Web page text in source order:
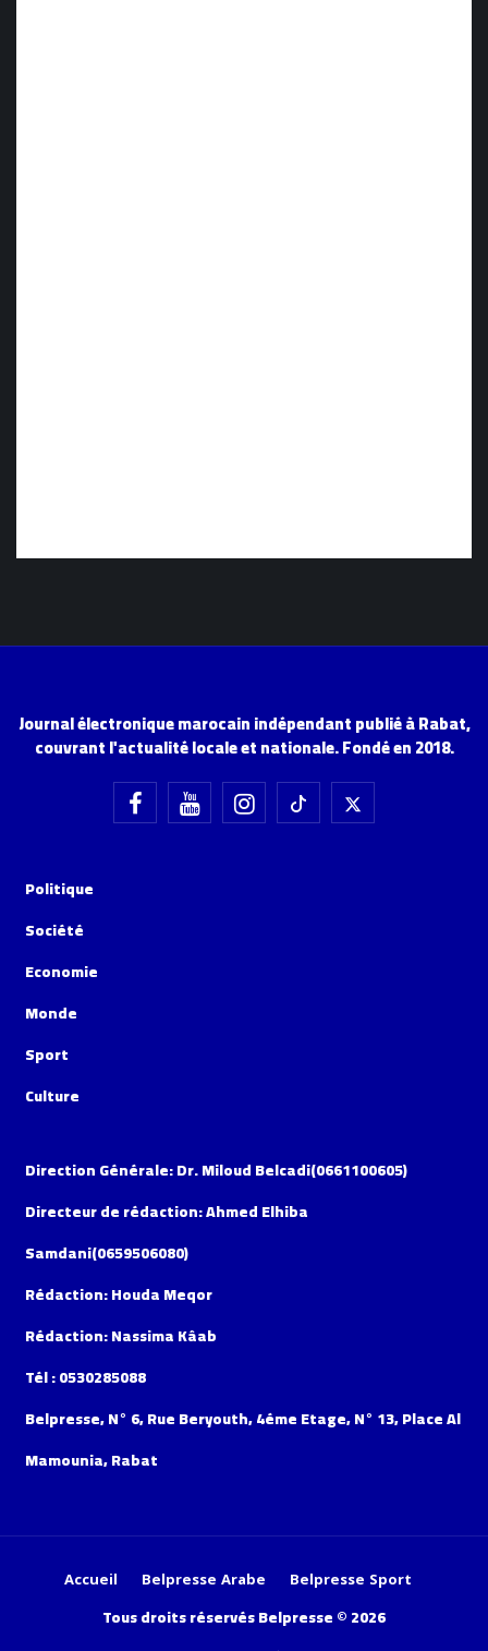
Journal électronique marocain indépendant publié à Rabat,
couvrant l'actualité locale et nationale. Fondé en 2018.
Politique
Société
Economie
Monde
Sport
Culture
Direction Générale: Dr. Miloud Belcadi(0661100605)
Directeur de rédaction: Ahmed Elhiba
Samdani(0659506080)
Rédaction: Houda Meqor
Rédaction: Nassima Kâab
Tél : 0530285088
Belpresse, N° 6, Rue Beryouth, 4éme Etage, N° 13, Place Al
Mamounia, Rabat
Accueil Belpresse Arabe Belpresse Sport
Tous droits réservés Belpresse © 2026